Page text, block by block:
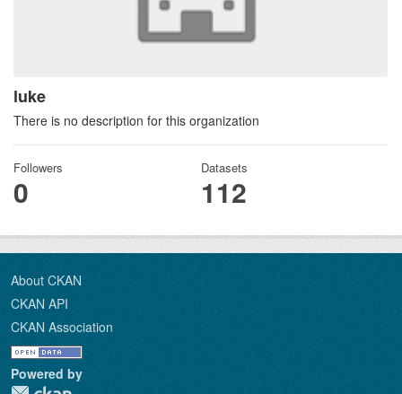
luke
There is no description for this organization
Followers
0
Datasets
112
About CKAN
CKAN API
CKAN Association
Powered by